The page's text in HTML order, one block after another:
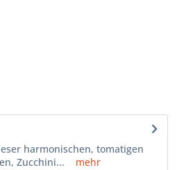
harmonischen, tomatigen
Zucchini...
mehr